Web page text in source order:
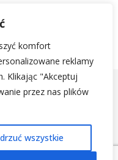
komfort
reklamy
Klikając "Akceptuj
przez nas plików
wszystkie
SKLEPU| 2019 - All Right
byPenciDesign